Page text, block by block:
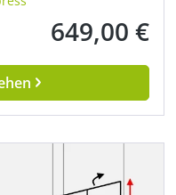
Regulärer Preis:
649,00 €